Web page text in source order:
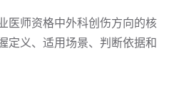
医师资格中外科创伤方向的核
定义、适用场景、判断依据和